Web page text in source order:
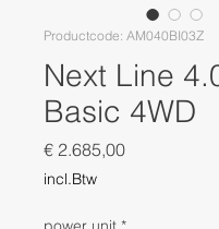
Productcode: AM040BI03Z
Next Line
Basic 4WD
€ 2.685,00Prijs
incl.Btw